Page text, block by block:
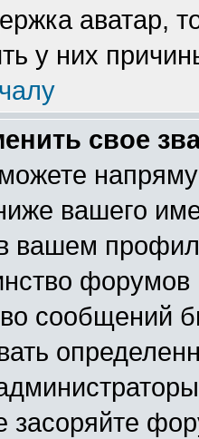
аватар,
у них
свое
вашего
вашем
форумов
сообщений
засоряйте